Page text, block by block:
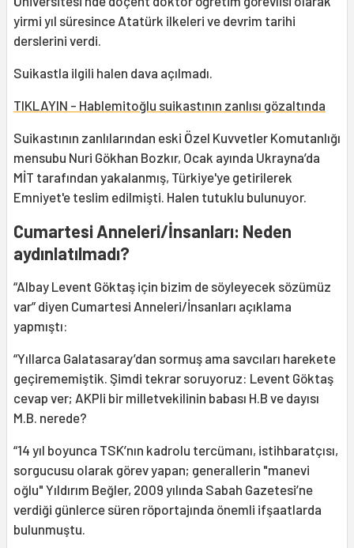
yirmi yıl süresince Atatürk ilkeleri ve devrim tarihi
derslerini verdi.
Suikastla ilgili halen dava açılmadı.
TIKLAYIN - Hablemitoğlu suikastının zanlısı gözaltında
Suikastının zanlılarından eski Özel Kuvvetler Komutanlığı
mensubu Nuri Gökhan Bozkır, Ocak ayında Ukrayna’da
MİT tarafından yakalanmış, Türkiye'ye getirilerek
Emniyet'e teslim edilmişti. Halen tutuklu bulunuyor.
Cumartesi Anneleri/İnsanları: Neden
aydınlatılmadı?
“Albay Levent Göktaş için bizim de söyleyecek sözümüz
var” diyen Cumartesi Anneleri/İnsanları açıklama
yapmıştı:
“Yıllarca Galatasaray’dan sormuş ama savcıları harekete
geçirememiştik. Şimdi tekrar soruyoruz: Levent Göktaş
cevap ver; AKPli bir milletvekilinin babası H.B ve dayısı
M.B. nerede?
“14 yıl boyunca TSK’nın kadrolu tercümanı, istihbaratçısı,
sorgucusu olarak görev yapan; generallerin "manevi
oğlu" Yıldırım Beğler, 2009 yılında Sabah Gazetesi’ne
verdiği günlerce süren röportajında önemli ifşaatlarda
bulunmuştu.